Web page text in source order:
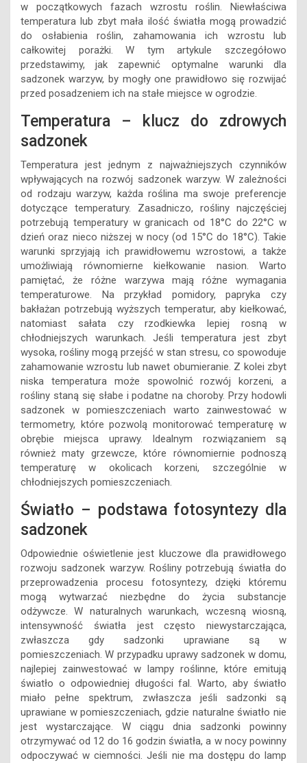
w początkowych fazach wzrostu roślin. Niewłaściwa
temperatura lub zbyt mała ilość światła mogą prowadzić
do osłabienia roślin, zahamowania ich wzrostu lub
całkowitej porażki. W tym artykule szczegółowo
przedstawimy, jak zapewnić optymalne warunki dla
sadzonek warzyw, by mogły one prawidłowo się rozwijać
przed posadzeniem ich na stałe miejsce w ogrodzie.
Temperatura – klucz do zdrowych
sadzonek
Temperatura jest jednym z najważniejszych czynników
wpływających na rozwój sadzonek warzyw. W zależności
od rodzaju warzyw, każda roślina ma swoje preferencje
dotyczące temperatury. Zasadniczo, rośliny najczęściej
potrzebują temperatury w granicach od 18°C do 22°C w
dzień oraz nieco niższej w nocy (od 15°C do 18°C). Takie
warunki sprzyjają ich prawidłowemu wzrostowi, a także
umożliwiają równomierne kiełkowanie nasion. Warto
pamiętać, że różne warzywa mają różne wymagania
temperaturowe. Na przykład pomidory, papryka czy
bakłażan potrzebują wyższych temperatur, aby kiełkować,
natomiast sałata czy rzodkiewka lepiej rosną w
chłodniejszych warunkach. Jeśli temperatura jest zbyt
wysoka, rośliny mogą przejść w stan stresu, co spowoduje
zahamowanie wzrostu lub nawet obumieranie. Z kolei zbyt
niska temperatura może spowolnić rozwój korzeni, a
rośliny staną się słabe i podatne na choroby. Przy hodowli
sadzonek w pomieszczeniach warto zainwestować w
termometry, które pozwolą monitorować temperaturę w
obrębie miejsca uprawy. Idealnym rozwiązaniem są
również maty grzewcze, które równomiernie podnoszą
temperaturę w okolicach korzeni, szczególnie w
chłodniejszych pomieszczeniach.
Światło – podstawa fotosyntezy dla
sadzonek
Odpowiednie oświetlenie jest kluczowe dla prawidłowego
rozwoju sadzonek warzyw. Rośliny potrzebują światła do
przeprowadzenia procesu fotosyntezy, dzięki któremu
mogą wytwarzać niezbędne do życia substancje
odżywcze. W naturalnych warunkach, wczesną wiosną,
intensywność światła jest często niewystarczająca,
zwłaszcza gdy sadzonki uprawiane są w
pomieszczeniach. W przypadku uprawy sadzonek w domu,
najlepiej zainwestować w lampy roślinne, które emitują
światło o odpowiedniej długości fal. Warto, aby światło
miało pełne spektrum, zwłaszcza jeśli sadzonki są
uprawiane w pomieszczeniach, gdzie naturalne światło nie
jest wystarczające. W ciągu dnia sadzonki powinny
otrzymywać od 12 do 16 godzin światła, a w nocy powinny
odpoczywać w ciemności. Jeśli nie ma dostępu do lamp